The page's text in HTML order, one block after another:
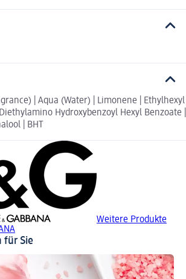
| Aqua (Water) | Limonene | Ethylhexyl
Hydroxybenzoyl Hexyl Benzoate |
| BHT
Weitere Produkte
für Sie